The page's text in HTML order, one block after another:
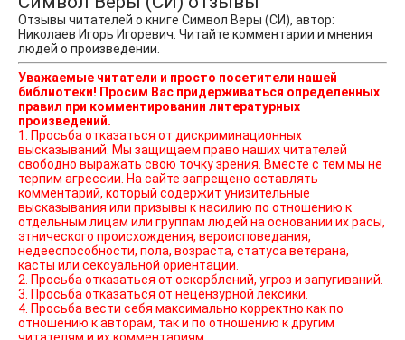
Отзывы читателей о книге Символ Веры (СИ), автор:
Николаев Игорь Игоревич. Читайте комментарии и мнения
людей о произведении.
Уважаемые читатели и просто посетители нашей
библиотеки! Просим Вас придерживаться определенных
правил при комментировании литературных
произведений.
1. Просьба отказаться от дискриминационных
высказываний. Мы защищаем право наших читателей
свободно выражать свою точку зрения. Вместе с тем мы не
терпим агрессии. На сайте запрещено оставлять
комментарий, который содержит унизительные
высказывания или призывы к насилию по отношению к
отдельным лицам или группам людей на основании их расы,
этнического происхождения, вероисповедания,
недееспособности, пола, возраста, статуса ветерана,
касты или сексуальной ориентации.
2. Просьба отказаться от оскорблений, угроз и запугиваний.
3. Просьба отказаться от нецензурной лексики.
4. Просьба вести себя максимально корректно как по
отношению к авторам, так и по отношению к другим